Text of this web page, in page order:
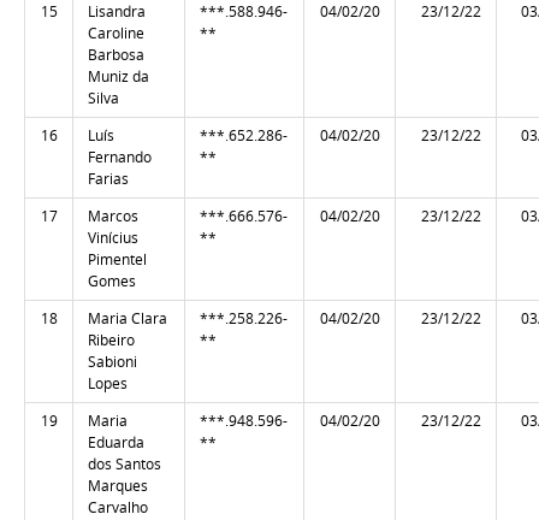
15
Lisandra
Caroline
Barbosa
Muniz da
Silva
***.588.946-
**
04/02/20 23/12/22
16
Luís
Fernando
Farias
***.652.286-
**
04/02/20 23/12/22
17
Marcos
Vinícius
Pimentel
Gomes
***.666.576-
**
04/02/20 23/12/22
18
Maria Clara
Ribeiro
Sabioni
Lopes
***.258.226-
**
04/02/20 23/12/22
19
Maria
Eduarda
dos Santos
Marques
Carvalho
***.948.596-
**
04/02/20 23/12/22